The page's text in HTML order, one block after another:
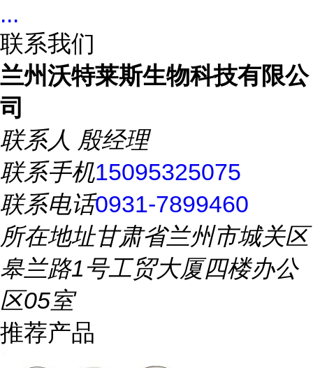
...
联系我们
兰州沃特莱斯生物科技有限公
司
联系人 殷经理
联系手机15095325075
联系电话0931-7899460
所在地址甘肃省兰州市城关区
皋兰路1号工贸大厦四楼办公
区05室
推荐产品